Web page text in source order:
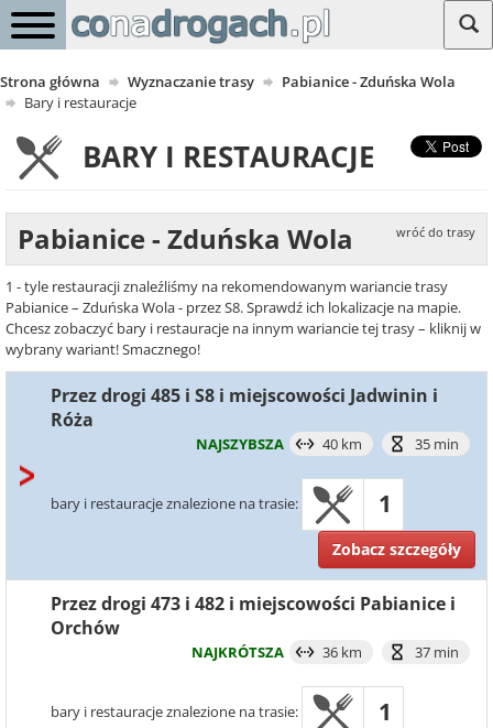
Strona główna Wyznaczanie trasy
Pabianice - Zduńska Wola
Bary i restauracje
BARY I RESTAURACJE
Pabianice - Zduńska Wola wróć do trasy
1 - tyle restauracji znaleźliśmy na rekomendowanym wariancie trasy
Pabianice – Zduńska Wola - przez S8. Sprawdź ich lokalizacje na mapie.
Chcesz zobaczyć bary i restauracje na innym wariancie tej trasy – kliknij w
wybrany wariant! Smacznego!
Przez drogi 485 i S8 i miejscowości Jadwinin i
Róża
NAJSZYBSZA 40 km 35 min
bary i restauracje znalezione na trasie: 1
Zobacz szczegóły
Przez drogi 473 i 482 i miejscowości Pabianice i
Orchów
NAJKRÓTSZA 36 km 37 min
bary i restauracje znalezione na trasie: 1